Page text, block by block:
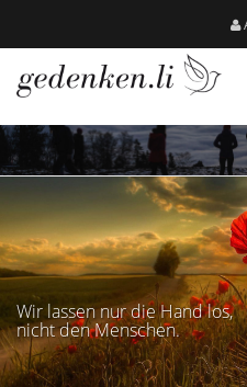
Wir lassen nur die Hand los,
nicht den Menschen.